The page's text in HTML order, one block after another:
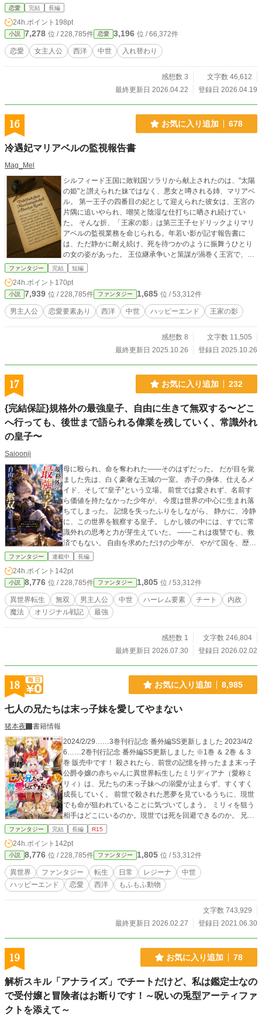
い、中途半端な日々。 「お前は何も気にしなくていい」と兄
訪れた貧民街で、彼女は思いがけない出会いを果たすことに
なる。
恋愛 完結 長編
24h.ポイント 198pt
小説 7,278 位 / 228,785件 恋愛 3,196 位 / 66,372件
恋愛 女主人公 西洋 中世 入れ替わり
感想数 3
文字数 46,612
最終更新日 2026.04.22
登録日 2026.04.19
16 お気に入り追加 678
冷遇妃マリアベルの監視報告書
Mag_Mel
シルフィード王国に敗戦国ソラリから献上されたのは、"太陽
の姫"と讃えられた妹ではなく、悪女と噂される姉、マリアベ
ル。 第一王子の四番目の妃として迎えられた彼女は、王宮の
片隅に追いやられ、嘲笑と陰湿な仕打ちに晒され続けてい
た。 そんな折、「王家の影」は第三王子セドリックよりマリ
アベルの監視業務を命じられる。年若い影が記す報告書に
は、ただ静かに耐え続け、死を待つかのように振舞うひとり
の女の姿があった。 王位継承争いと策謀が渦巻く王宮で、冷
遇妃の運命は思わぬ方向へと狂い始める――。 （小説家にな
ファンタジー 完結 短編
24h.ポイント 170pt
小説 7,939 位 / 228,785件 ファンタジー 1,685 位 / 53,312件
男主人公 恋愛要素あり 西洋 中世 ハッピーエンド 王家の影
感想数 8
文字数 11,505
最終更新日 2025.10.26
登録日 2025.10.26
17 お気に入り追加 232
{完結保証}規格外の最強皇子、自由に生きて無双する〜どこ
へ行っても、後世まで語られる偉業を残していく、常識外れ
の皇子〜
Saioonji
母に殴られ、命を奪われた――そのはずだった。 だが目を覚
ました先は、白く豪奢な王城の一室。 赤子の身体、仕えるメ
イド、そして“皇子”という立場。 前世では愛されず、名前す
ら価値を持たなかった少年が、 今度は世界の中心に生まれ落
ちてしまった。 記憶を失ったふりをしながら、 静かに、冷静
に、この世界を観察する皇子。 しかし彼の中には、すでに常
識外れの思考と力が芽生えていた。 ――これは復讐でも、救
済でもない。 自由を求めただけの少年が、 やがて国を、歴史
を、価値観そのものを揺るがしていく物語。 最強であること
す 小説家になろうとカクヨムにも投稿しています。
ファンタジー 連載中 長編
24h.ポイント 142pt
小説 8,776 位 / 228,785件 ファンタジー 1,805 位 / 53,312件
異世界転生 無双 男主人公 中世 ハーレム要素 チート
内政
魔法
オリジナル戦記 最強
感想数 1
文字数 246,804
最終更新日 2026.07.30
登録日 2026.02.02
18 お気に入り追加 8,985
七人の兄たちは末っ子妹を愛してやまない
猪本夜
書籍情報
2024/2/29……3巻刊行記念 番外編SS更新しました 2023/4/2
6……2巻刊行記念 番外編SS更新しました ※1巻 ＆ 2巻 ＆ 3
巻 販売中です！ 殺されたら、前世の記憶を持ったまま末っ子
公爵令嬢の赤ちゃんに異世界転生したミリディアナ（愛称ミ
リィ）は、兄たちの末っ子妹への溺愛が止まらず、すくすく
成長していく。 前世で殺された悪夢を見ているうちに、現世
でも命が狙われていることに気づいてしまう。 ミリィを狙う
相手はどこにいるのか。現世では死を回避できるのか。 兄が
増えたり、誘拐されたり、両親に愛されたり、恋愛したり、
愛に絡んだりしつつ、多種多様な兄たちに甘えながら大人に
なっていくお話。 幼少期から惚れっぽく恋愛に積極的で人と
はズレた恋愛観を持つミリィに兄たちは動揺し、知らぬうち
に恋心の相手を兄たちに潰されているのも気づかず今日もミ
リィはのほほんと兄に甘えるのだ。 今では当たり前のものが
き、ありがとうございました！】 ※書籍化に伴い、現在本編
と続編は全て取り下げとなっておりますので、ご了承くださ
ファンタジー 完結 長編 R15
24h.ポイント 142pt
小説 8,776 位 / 228,785件 ファンタジー 1,805 位 / 53,312件
異世界 ファンタジー 転生 日常 レジーナ
中世
ハッピーエンド
恋愛 西洋 もふもふ動物
文字数 743,929
最終更新日 2026.02.27
登録日 2021.06.30
19 お気に入り追加 78
解析スキル「アナライズ」でチートだけど、私は鑑定士なの
で受付嬢と冒険者はお断りです！～呪いの兎型アーティファ
クトを添えて～